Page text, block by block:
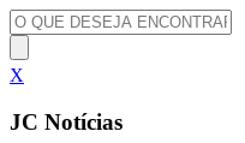
X
JC Notícias